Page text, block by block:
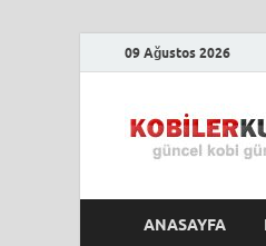
09 Ağustos 2026
ANASAYFA